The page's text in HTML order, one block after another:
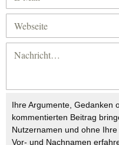
Ihre Argumente, Gedanken
kommentierten Beitrag
Nutzernamen und ohne
Vor- und Nachnamen